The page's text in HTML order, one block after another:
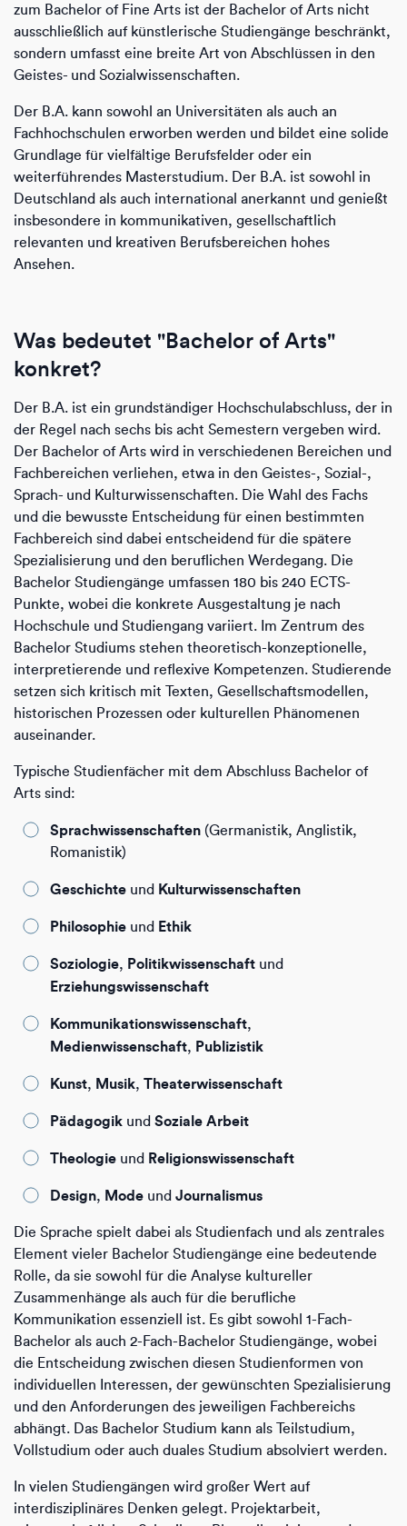
zum Bachelor of Fine Arts ist der Bachelor of Arts nicht
ausschließlich auf künstlerische Studiengänge beschränkt,
sondern umfasst eine breite Art von Abschlüssen in den
Geistes- und Sozialwissenschaften.
Der B.A. kann sowohl an Universitäten als auch an
Fachhochschulen erworben werden und bildet eine solide
Grundlage für vielfältige Berufsfelder oder ein
weiterführendes Masterstudium. Der B.A. ist sowohl in
Deutschland als auch international anerkannt und genießt
insbesondere in kommunikativen, gesellschaftlich
relevanten und kreativen Berufsbereichen hohes
Ansehen.
Was bedeutet "Bachelor of Arts"
konkret?
Der B.A. ist ein grundständiger Hochschulabschluss, der in
der Regel nach sechs bis acht Semestern vergeben wird.
Der Bachelor of Arts wird in verschiedenen Bereichen und
Fachbereichen verliehen, etwa in den Geistes-, Sozial-,
Sprach- und Kulturwissenschaften. Die Wahl des Fachs
und die bewusste Entscheidung für einen bestimmten
Fachbereich sind dabei entscheidend für die spätere
Spezialisierung und den beruflichen Werdegang. Die
Bachelor Studiengänge umfassen 180 bis 240 ECTS-
Punkte, wobei die konkrete Ausgestaltung je nach
Hochschule und Studiengang variiert. Im Zentrum des
Bachelor Studiums stehen theoretisch-konzeptionelle,
interpretierende und reflexive Kompetenzen. Studierende
setzen sich kritisch mit Texten, Gesellschaftsmodellen,
historischen Prozessen oder kulturellen Phänomenen
auseinander.
Typische Studienfächer mit dem Abschluss Bachelor of
Arts sind:
Sprachwissenschaften (Germanistik, Anglistik,
Romanistik)
Geschichte und Kulturwissenschaften
Philosophie und Ethik
Soziologie, Politikwissenschaft und
Erziehungswissenschaft
Kommunikationswissenschaft,
Medienwissenschaft, Publizistik
Kunst, Musik, Theaterwissenschaft
Pädagogik und Soziale Arbeit
Theologie und Religionswissenschaft
Design, Mode und Journalismus
Die Sprache spielt dabei als Studienfach und als zentrales
Element vieler Bachelor Studiengänge eine bedeutende
Rolle, da sie sowohl für die Analyse kultureller
Zusammenhänge als auch für die berufliche
Kommunikation essenziell ist. Es gibt sowohl 1-Fach-
Bachelor als auch 2-Fach-Bachelor Studiengänge, wobei
die Entscheidung zwischen diesen Studienformen von
individuellen Interessen, der gewünschten Spezialisierung
und den Anforderungen des jeweiligen Fachbereichs
abhängt. Das Bachelor Studium kann als Teilstudium,
Vollstudium oder auch duales Studium absolviert werden.
In vielen Studiengängen wird großer Wert auf
interdisziplinäres Denken gelegt. Projektarbeit,